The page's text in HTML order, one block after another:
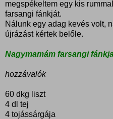
megspékeltem egy kis
farsangi fánkját.
Nálunk egy adag kevés volt,
újrázást kértek belőle.
Nagymamám farsangi
hozzávalók
60 dkg liszt
4 dl tej
4 tojássárgája